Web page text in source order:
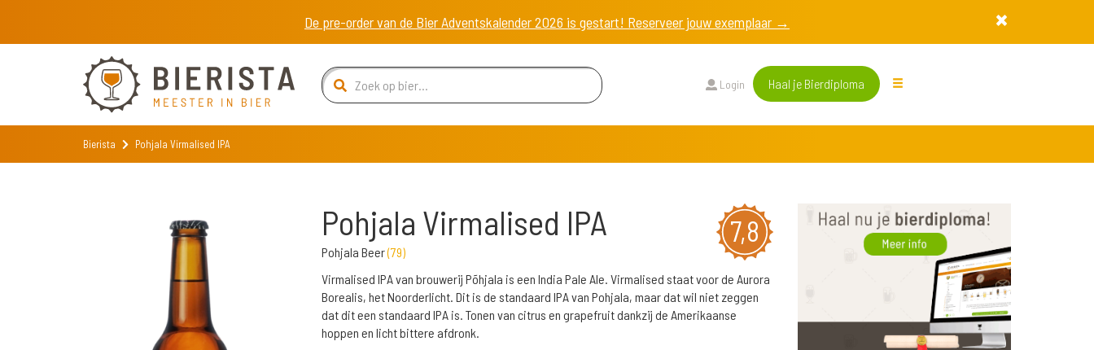
De pre-order van de Bier Adventskalender 2026 is gestart! Reserveer jouw exemplaar →
Login Haal je Bierdiploma
Bierista Pohjala Virmalised IPA
7,8
Pohjala Virmalised IPA
Pohjala Beer(79)
Virmalised IPA van brouwerij Põhjala is een India Pale Ale. Virmalised staat voor de Aurora
Borealis, het Noorderlicht. Dit is de standaard IPA van Pohjala, maar dat wil niet zeggen
dat dit een standaard IPA is. Tonen van citrus en grapefruit dankzij de Amerikaanse
hoppen en licht bittere afdronk.